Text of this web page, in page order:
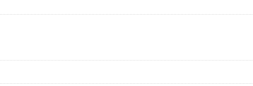
преди употреба.